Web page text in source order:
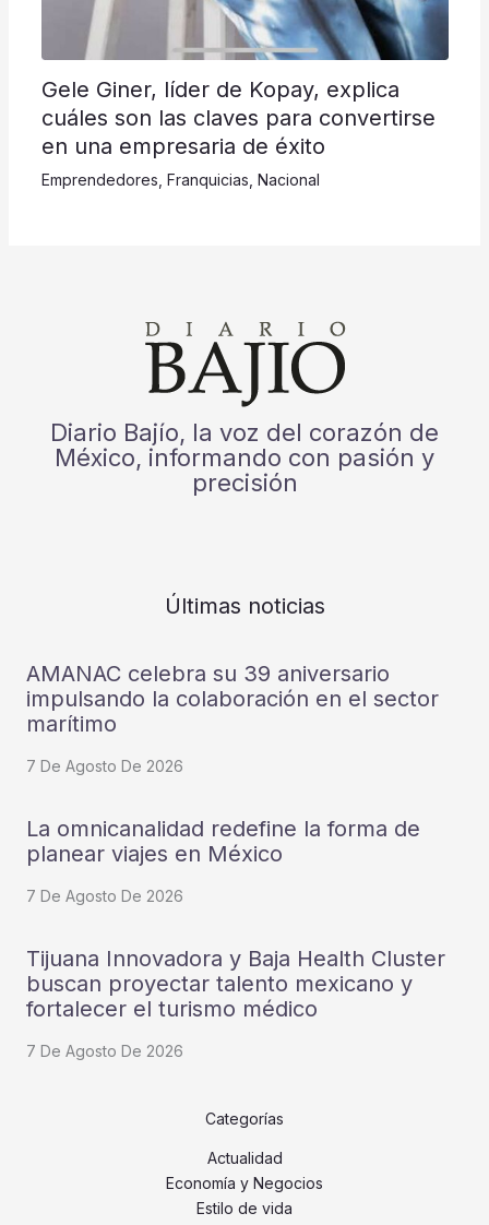
Gele Giner, líder de Kopay, explica
cuáles son las claves para convertirse
en una empresaria de éxito
Emprendedores Franquicias Nacional
Diario Bajío, la voz del corazón de
México, informando con pasión y
precisión
Últimas noticias
AMANAC celebra su 39 aniversario
impulsando la colaboración en el sector
marítimo
7 De Agosto De 2026
La omnicanalidad redefine la forma de
planear viajes en México
7 De Agosto De 2026
Tijuana Innovadora y Baja Health Cluster
buscan proyectar talento mexicano y
fortalecer el turismo médico
7 De Agosto De 2026
Categorías
Actualidad
Economía y Negocios
Estilo de vida